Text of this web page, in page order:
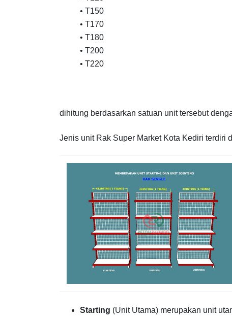
• T150
• T170
• T180
• T200
• T220
dihitung berdasarkan satuan unit tersebut
Jenis unit Rak Super Market Kota Kediri terdiri
Starting (Unit Utama) merupakan unit